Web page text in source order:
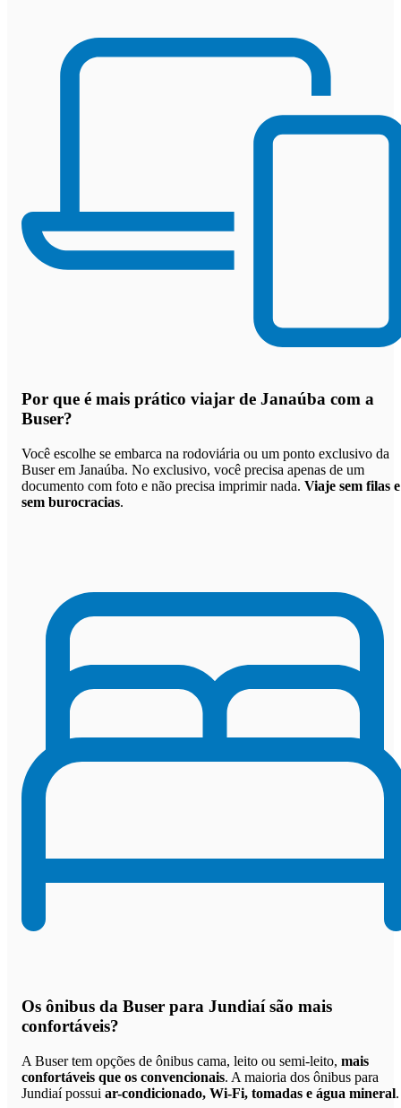
Por que é mais prático viajar de Janaúba com a
Buser?
Você escolhe se embarca na rodoviária ou um ponto exclusivo da
Buser em Janaúba. No exclusivo, você precisa apenas de um
documento com foto e não precisa imprimir nada. Viaje sem filas e
sem burocracias.
Os ônibus da Buser para Jundiaí são mais
confortáveis?
A Buser tem opções de ônibus cama, leito ou semi-leito, mais
confortáveis que os convencionais. A maioria dos ônibus para
Jundiaí possui ar-condicionado, Wi-Fi, tomadas e água mineral.